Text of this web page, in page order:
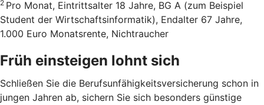
2 Pro Monat, Eintrittsalter 18 Jahre, BG A (zum Beispiel
Student der Wirtschaftsinformatik), Endalter 67 Jahre,
1.000 Euro Monatsrente, Nichtraucher
Früh einsteigen lohnt sich
Schließen Sie die Berufsunfähigkeitsversicherung schon in
jungen Jahren ab, sichern Sie sich besonders günstige